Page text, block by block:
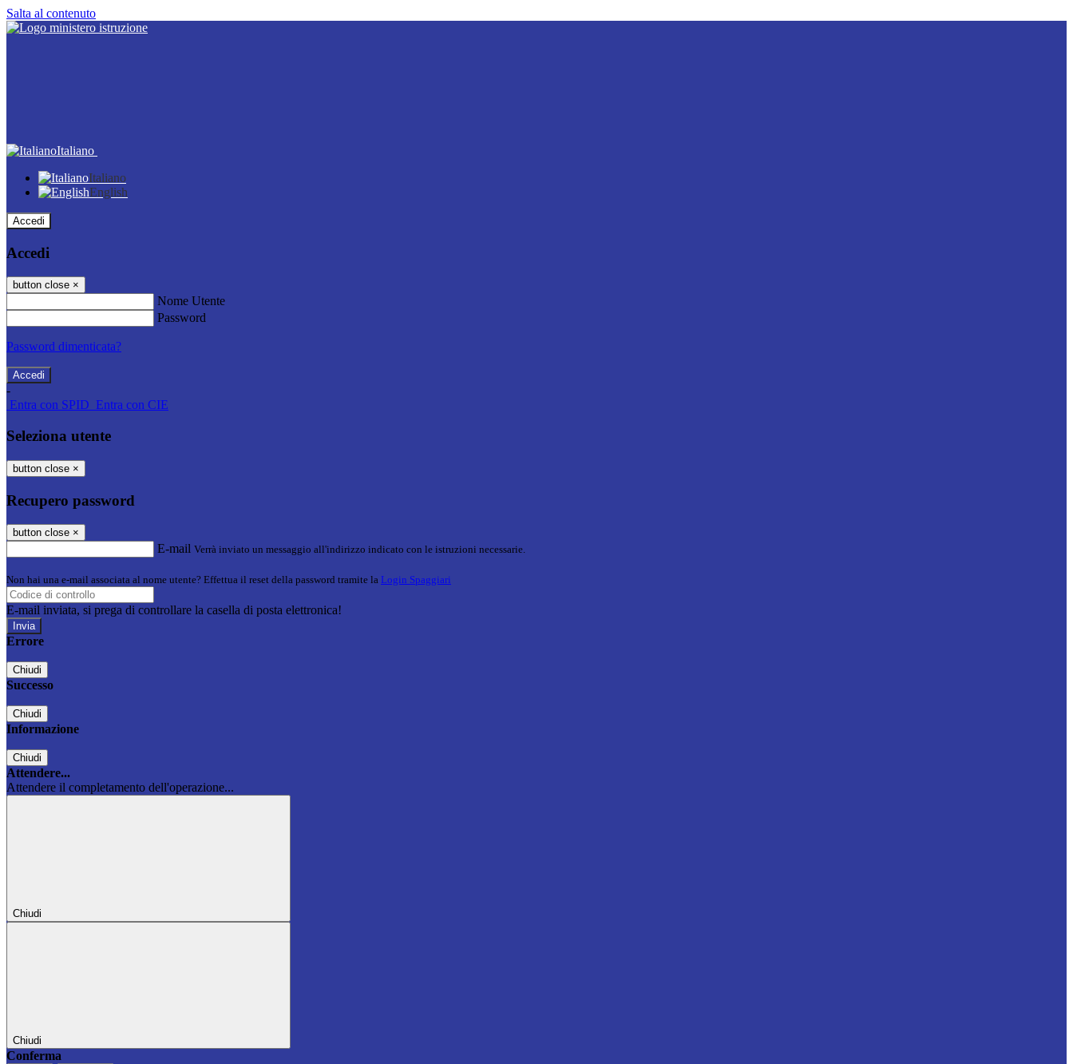
Salta al contenuto
Italiano
Italiano
English
Accedi
Accedi
button close ×
Nome Utente
Password
Password dimenticata?
-
Entra con SPID Entra con CIE
Seleziona utente
button close ×
Recupero password
button close ×
E-mail Verrà inviato un messaggio all'indirizzo indicato con le istruzioni necessarie.
Non hai una e-mail associata al nome utente? Effettua il reset della password tramite la Login Spaggiari
E-mail inviata, si prega di controllare la casella di posta elettronica!
Errore
Chiudi
Successo
Chiudi
Informazione
Chiudi
Attendere...
Attendere il completamento dell'operazione...
Chiudi
Chiudi
Conferma